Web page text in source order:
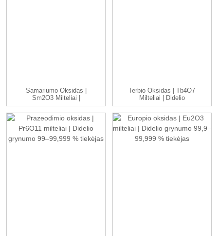
Samariumo Oksidas |
Sm2O3 Milteliai |
Didelio Grynumo 99%...
Terbio Oksidas | Tb4O7
Milteliai | Didelio
Grynumo 99,9-9...